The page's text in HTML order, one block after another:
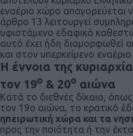
εναέριο χώρο απαγορεύεται
άρθρο 13 λειτουργεί
υφιστάμενο εδαφικό
αυτό έχει ήδη διαμορφωθεί
και στον υπερκείμενο
Η έννοια της
τον 19ο & 20ο αιώνα
Κατά το διεθνές δίκαιο,
τον 19ο αιώνα, το κρατικό
ηπειρωτική χώρα και τα
προς την ποιότητα ή την